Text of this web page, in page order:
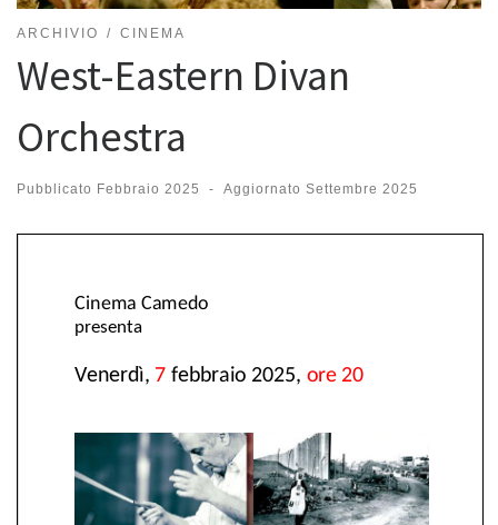
ARCHIVIO CINEMA
West-Eastern Divan
Orchestra
Pubblicato Febbraio 2025 - Aggiornato Settembre 2025